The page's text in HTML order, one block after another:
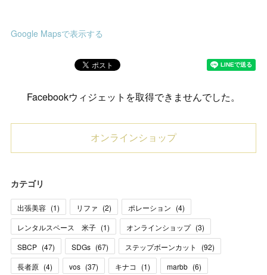
Google Mapsで表示する
Facebookウィジェットを取得できませんでした。
オンラインショップ
カテゴリ
出張美容 (1) リファ (2) ポレーション (4)
レンタルスペース 米子 (1) オンラインショップ (3)
SBCP (47) SDGs (67) ステップボーンカット (92)
長者原 (4) vos (37) キナコ (1) marbb (6)